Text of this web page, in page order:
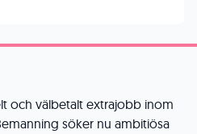
och välbetalt extrajobb inom
söker nu ambitiösa